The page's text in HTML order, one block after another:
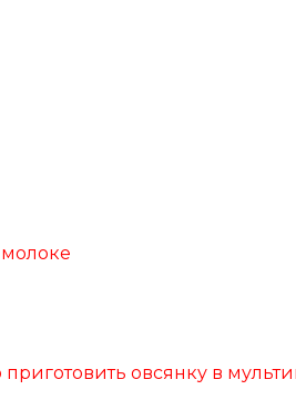
овсянку в